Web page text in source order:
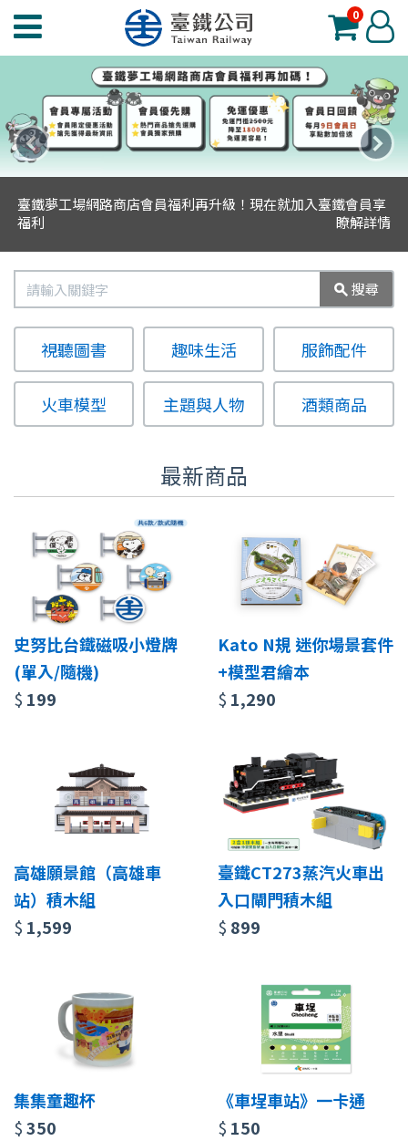
臺
鐵
場
功
選
0 登
入
臺鐵夢工場網路商店會員福利再升級！現在就加入臺鐵會員享
福利
瞭解詳情
上
一
則
題
下
一
則
題
搜尋
視聽圖書 趣味生活 服飾配件
火車模型 主題與人物 酒類商品
最新商品
史努比台鐵磁吸小燈牌
(單入/隨機)
$ 199
Kato N規 迷你場景套件
+模型君繪本
$ 1,290
高雄願景館（高雄車
站）積木組
$ 1,599
臺鐵CT273蒸汽火車出
入口閘門積木組
$ 899
集集童趣杯
$350
《車埕車站》一卡通
$ 150